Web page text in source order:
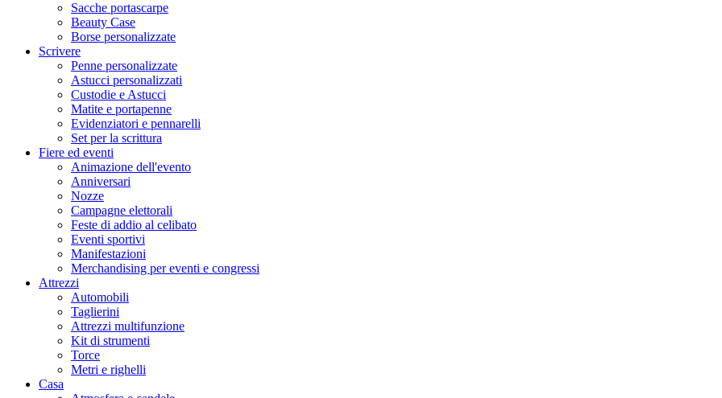
Sacche portascarpe
Beauty Case
Borse personalizzate
Scrivere
Penne personalizzate
Astucci personalizzati
Custodie e Astucci
Matite e portapenne
Evidenziatori e pennarelli
Set per la scrittura
Fiere ed eventi
Animazione dell'evento
Anniversari
Nozze
Campagne elettorali
Feste di addio al celibato
Eventi sportivi
Manifestazioni
Merchandising per eventi e congressi
Attrezzi
Automobili
Taglierini
Attrezzi multifunzione
Kit di strumenti
Torce
Metri e righelli
Casa